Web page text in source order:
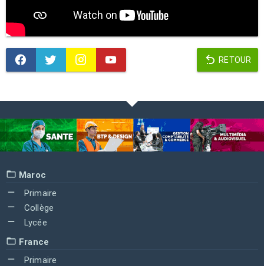
RETOUR
Maroc
Primaire
Collège
Lycée
France
Primaire